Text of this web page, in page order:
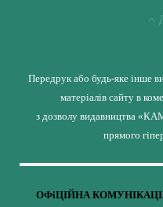
Передрук або будь-яке інше
матеріалів сайту в
з дозволу видавництва
прямого
ОФіЦІЙНА